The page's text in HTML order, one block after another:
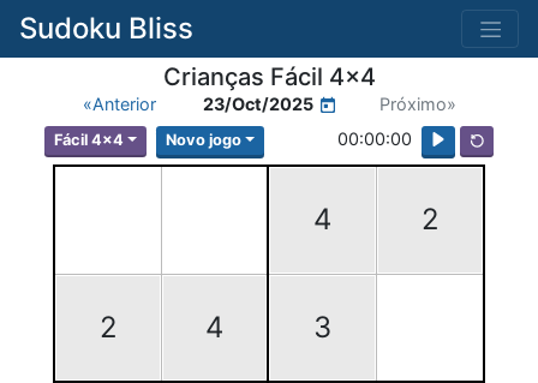
Sudoku Bliss
Crianças Fácil 4x4
«Anterior 23/Oct/2025 Próximo»
Fácil 4x4 Novo jogo 00:00:00
4 2
2 4 3